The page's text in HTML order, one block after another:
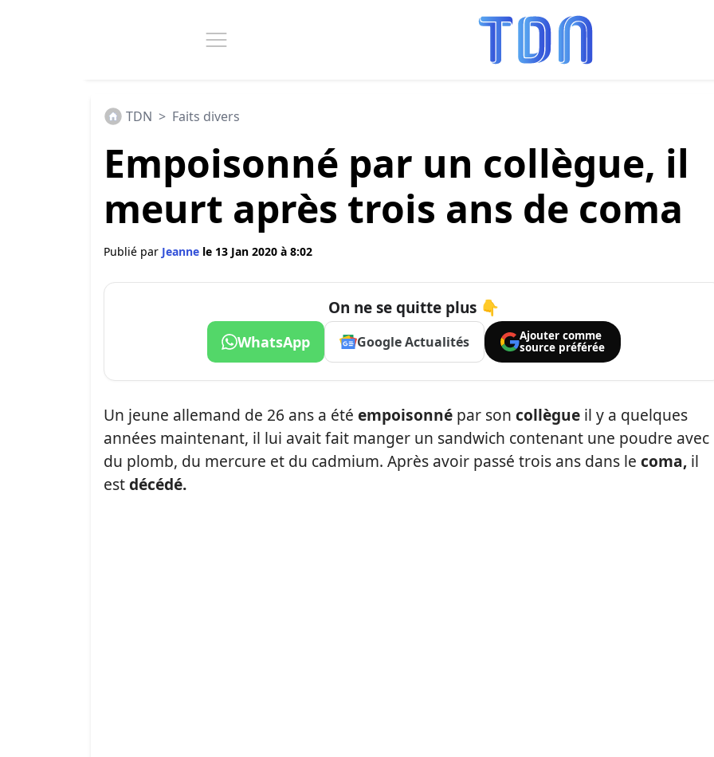
TDN > Faits divers
Empoisonné par un collègue, il
meurt après trois ans de coma
Publié par Jeanne le 13 Jan 2020 à 8:02
On ne se quitte plus 👇
WhatsApp Google Actualités
Ajouter comme
source préférée
Un jeune allemand de 26 ans a été empoisonné par son collègue il y a quelques
années maintenant, il lui avait fait manger un sandwich contenant une poudre avec
du plomb, du mercure et du cadmium. Après avoir passé trois ans dans le coma, il
estdécédé.